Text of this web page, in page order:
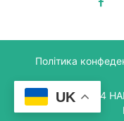
Політика
© Copyright 2024
UK